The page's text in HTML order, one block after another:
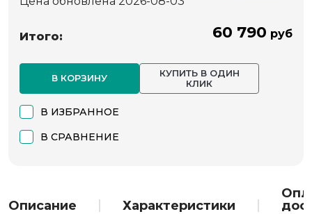
Итого: 60 790 руб
В КОРЗИНУ
КУПИТЬ В ОДИН
КЛИК
В ИЗБРАННОЕ
В СРАВНЕНИЕ
Описание Характеристики